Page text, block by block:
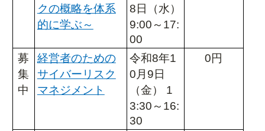
クの概略を体系
的に学ぶ～
8日（水）
9:00～17:
00
募
集
中
経営者のための
サイバーリスク
マネジメント
令和8年1
0月9日
（金） 1
3:30～16:
30
0円